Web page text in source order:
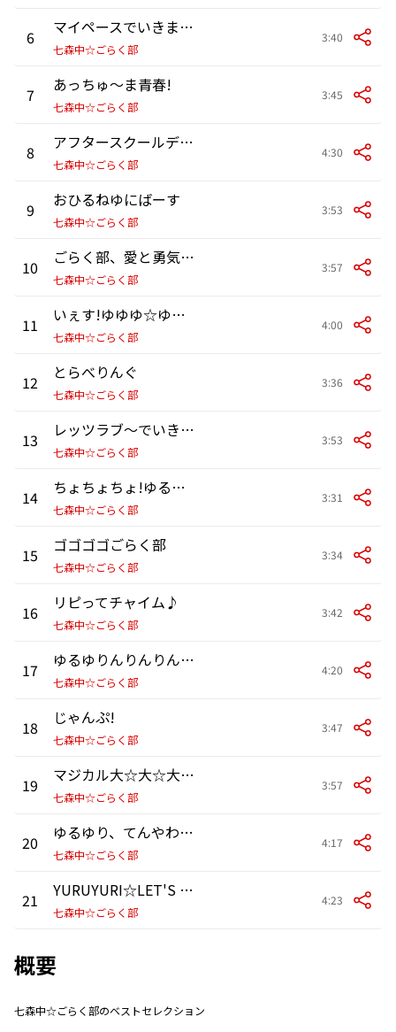
6 マイペースでいきましょう
七森中☆ごらく部
3:40
7 あっちゅ～ま青春!
七森中☆ごらく部
3:45
8 アフタースクールデイズ
七森中☆ごらく部
4:30
9 おひるねゆにばーす
七森中☆ごらく部
3:53
10 ごらく部、愛と勇気と希望と友情のテーマ
七森中☆ごらく部
3:57
11 いぇす!ゆゆゆ☆ゆるゆり♪♪
七森中☆ごらく部
4:00
12 とらべりんぐ
七森中☆ごらく部
3:36
13 レッツラブ～でいきましょう♪
七森中☆ごらく部
3:53
14 ちょちょちょ!ゆるゆり☆かぷりっちょ!!!
七森中☆ごらく部
3:31
15 ゴゴゴゴごらく部
七森中☆ごらく部
3:34
16 リピってチャイム♪
七森中☆ごらく部
3:42
17 ゆるゆりんりんりんりんりん
七森中☆ごらく部
4:20
18 じゃんぷ!
七森中☆ごらく部
3:47
19 マジカル大☆大☆大冒険!
七森中☆ごらく部
3:57
20 ゆるゆり、てんやわんや☆
七森中☆ごらく部
4:17
21 YURUYURI☆LET'S GO!
七森中☆ごらく部
4:23
概要
七森中☆ごらく部のベストセレクション